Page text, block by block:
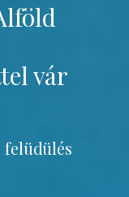
vár
felüdülés